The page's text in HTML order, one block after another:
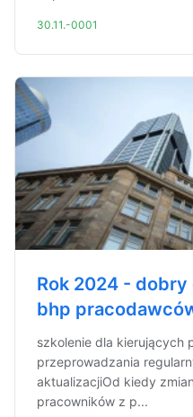
30.11.-0001
Rok 2024 -
bhp
szkolenie dla kierujących
przeprowadzania
aktualizacjiOd kiedy
pracowników z p...